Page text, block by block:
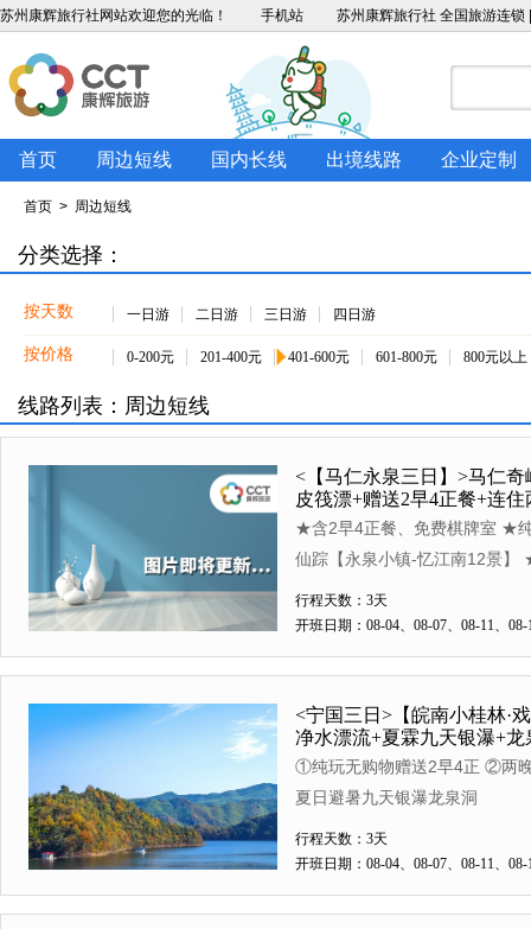
苏州康辉旅行社 网站欢迎您的光临！ 手机站 苏州康辉旅行社 全国旅游连
首页 周边短线 国内长线 出境线路 企业定制
首页 > 周边短线
分类选择：
按天数 一日游 二日游 三日游 四日游
按价格 0-200元 201-400元 401-600元 601-800元 800元以上
线路列表：周边短线
<【马仁永泉三日】>马仁奇
皮筏漂+赠送2早4正餐+连
★含2早4正餐、免费棋牌室 ★
仙踪【永泉小镇-忆江南12景】
级地质公园【马仁奇峰】 ★洋
行程天数：3天
开班日期：08-04、08-07、08-11、
<宁国三日>【皖南小桂林·
净水漂流+夏霖九天银瀑+
送2早4正纯玩三日
①纯玩无购物赠送2早4正 ②两
夏日避暑九天银瀑龙泉洞
行程天数：3天
开班日期：08-04、08-07、08-11、